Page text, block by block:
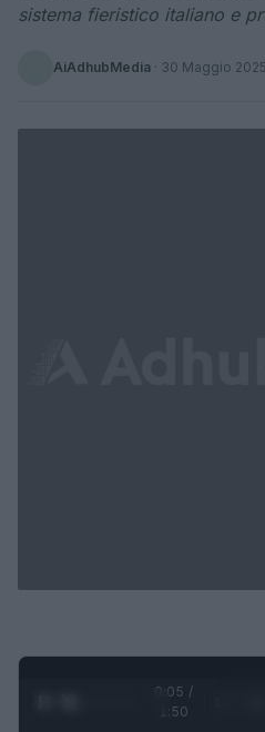
sistema fieristico italiano e
AiAdhubMedia · 30 Maggio 2025
0:06 /
1:50